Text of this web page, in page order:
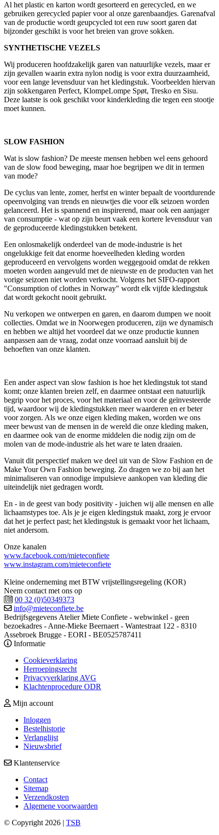
Al het plastic en karton wordt gesorteerd en gerecycled, en we
gebruiken gerecycled papier voor al onze garenbaandjes. Garenafval
van de productie wordt geupcycled tot een ruw soort garen dat
bijzonder geschikt is voor het breien van grove sokken.
SYNTHETISCHE VEZELS
Wij produceren hoofdzakelijk garen van natuurlijke vezels, maar er
zijn gevallen waarin extra nylon nodig is voor extra duurzaamheid,
voor een lange levensduur van het kledingstuk. Voorbeelden hiervan
zijn sokkengaren Perfect, KlompeLompe Spøt, Tresko en Sisu.
Deze laatste is ook geschikt voor kinderkleding die tegen een stootje
moet kunnen.
SLOW FASHION
Wat is slow fashion? De meeste mensen hebben wel eens gehoord
van de slow food beweging, maar hoe begrijpen we dit in termen
van mode?
De cyclus van lente, zomer, herfst en winter bepaalt de voortdurende
opeenvolging van trends en nieuwtjes die voor elk seizoen worden
gelanceerd. Het is spannend en inspirerend, maar ook een aanjager
van consumptie - wat op zijn beurt vaak een kortere levensduur van
de geproduceerde kledingstukken betekent.
Een onlosmakelijk onderdeel van de mode-industrie is het
ongelukkige feit dat enorme hoeveelheden kleding worden
geproduceerd en vervolgens worden weggegooid omdat de rekken
moeten worden aangevuld met de nieuwste en de producten van het
vorige seizoen niet worden verkocht. Volgens het SIFO-rapport
"Consumption of clothes in Norway" wordt elk vijfde kledingstuk
dat wordt gekocht nooit gebruikt.
Nu verkopen we ontwerpen en garen, en daarom dumpen we nooit
collecties. Omdat we in Noorwegen produceren, zijn we dynamisch
en hebben we altijd het voordeel dat we onze productie kunnen
aanpassen aan de vraag, zodat onze voorraad aansluit bij de
behoeften van onze klanten.
Een ander aspect van slow fashion is hoe het kledingstuk tot stand
komt; onze klanten breien zelf, en daarmee ontstaat een natuurlijk
begrip voor het proces, voor het materiaal en voor de geïnvesteerde
tijd, waardoor wij de kledingstukken meer waarderen en er beter
voor zorgen. Als we onze eigen kleding maken, worden we ons
meer bewust van de mensen in de wereld die onze kleding maken,
en daarmee ook van de enorme middelen die nodig zijn om de
molen van de mode-industrie als het ware te laten draaien.
Vanuit dit perspectief maken we deel uit van de Slow Fashion en de
Make Your Own Fashion beweging. Zo dragen we zo bij aan het
minimaliseren van onnodige impulsieve aankopen van kleding die
uiteindelijk niet gedragen wordt.
En - in de geest van body positivity - juichen wij alle mensen en alle
lichaamstypes toe. Als je je eigen kledingstuk maakt, zorg je ervoor
dat het je perfect past; het kledingstuk is gemaakt voor het lichaam,
niet andersom.
Onze kanalen
www.facebook.com/mieteconfiete
www.instagram.com/mieteconfiete
Kleine onderneming met BTW vrijstellingsregeling (KOR)
Neem contact met ons op
00 32 (0)50349373
info@mieteconfiete.be
Bedrijfsgegevens Atelier Miete Confiete - webwinkel - geen
bezoekadres - Anne-Mieke Beernaert - Wantestraat 122 - 8310
Assebroek Brugge - EORI - BE0525787411
Informatie
Cookieverklaring
Herroepingsrecht
Privacyverklaring AVG
Klachtenprocedure ODR
Mijn account
Inloggen
Bestelhistorie
Verlanglijst
Nieuwsbrief
Klantenservice
Contact
Sitemap
Verzendkosten
Algemene voorwaarden
© Copyright 2026 | TSB